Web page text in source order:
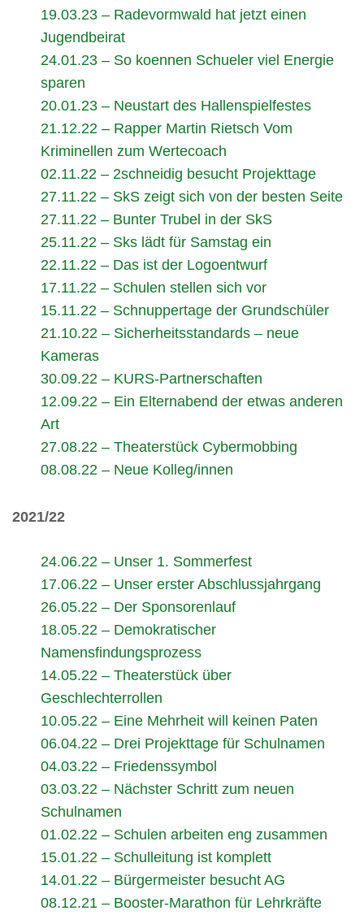
19.03.23 – Radevormwald hat jetzt einen
Jugendbeirat
24.01.23 – So koennen Schueler viel Energie
sparen
20.01.23 – Neustart des Hallenspielfestes
21.12.22 – Rapper Martin Rietsch Vom
Kriminellen zum Wertecoach
02.11.22 – 2schneidig besucht Projekttage
27.11.22 – SkS zeigt sich von der besten Seite
27.11.22 – Bunter Trubel in der SkS
25.11.22 – Sks lädt für Samstag ein
22.11.22 – Das ist der Logoentwurf
17.11.22 – Schulen stellen sich vor
15.11.22 – Schnuppertage der Grundschüler
21.10.22 – Sicherheitsstandards – neue
Kameras
30.09.22 – KURS-Partnerschaften
12.09.22 – Ein Elternabend der etwas anderen
Art
27.08.22 – Theaterstück Cybermobbing
08.08.22 – Neue Kolleg/innen
2021/22
24.06.22 – Unser 1. Sommerfest
17.06.22 – Unser erster Abschlussjahrgang
26.05.22 – Der Sponsorenlauf
18.05.22 – Demokratischer
Namensfindungsprozess
14.05.22 – Theaterstück über
Geschlechterrollen
10.05.22 – Eine Mehrheit will keinen Paten
06.04.22 – Drei Projekttage für Schulnamen
04.03.22 – Friedenssymbol
03.03.22 – Nächster Schritt zum neuen
Schulnamen
01.02.22 – Schulen arbeiten eng zusammen
15.01.22 – Schulleitung ist komplett
14.01.22 – Bürgermeister besucht AG
08.12.21 – Booster-Marathon für Lehrkräfte